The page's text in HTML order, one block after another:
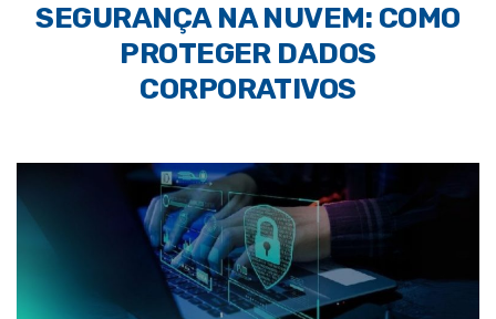
SEGURANÇA NA NUVEM: COMO
PROTEGER DADOS
CORPORATIVOS